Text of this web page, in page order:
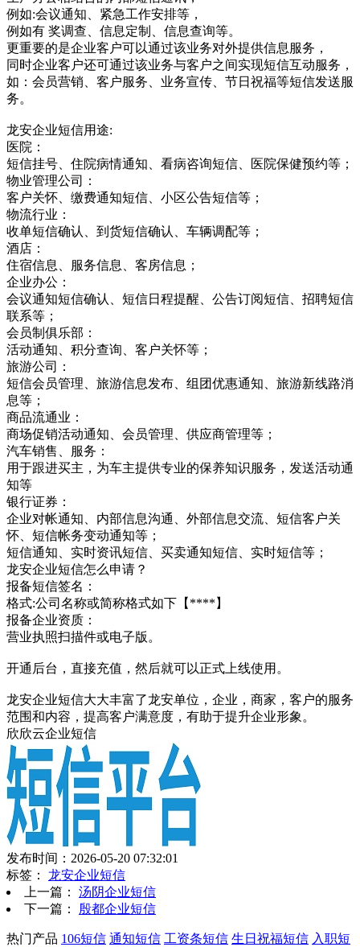
例如:会议通知、紧急工作安排等，
例如有 奖调查、信息定制、信息查询等。
更重要的是企业客户可以通过该业务对外提供信息服务，
同时企业客户还可通过该业务与客户之间实现短信互动服务，
如：会员营销、客户服务、业务宣传、节日祝福等短信发送服
务。
龙安企业短信用途:
医院：
短信挂号、住院病情通知、看病咨询短信、医院保健预约等；
物业管理公司：
客户关怀、缴费通知短信、小区公告短信等；
物流行业：
收单短信确认、到货短信确认、车辆调配等；
酒店：
住宿信息、服务信息、客房信息；
企业办公：
会议通知短信确认、短信日程提醒、公告订阅短信、招聘短信
联系等；
会员制俱乐部：
活动通知、积分查询、客户关怀等；
旅游公司：
短信会员管理、旅游信息发布、组团优惠通知、旅游新线路消
息等；
商品流通业：
商场促销活动通知、会员管理、供应商管理等；
汽车销售、服务：
用于跟进买主，为车主提供专业的保养知识服务，发送活动通
知等
银行证券：
企业对帐通知、内部信息沟通、外部信息交流、短信客户关
怀、短信帐务变动通知等；
短信通知、实时资讯短信、买卖通知短信、实时短信等；
龙安企业短信怎么申请？
报备短信签名：
格式:公司名称或简称格式如下【****】
报备企业资质：
营业执照扫描件或电子版。
开通后台，直接充值，然后就可以正式上线使用。
龙安企业短信大大丰富了龙安单位，企业，商家，客户的服务
范围和内容，提高客户满意度，有助于提升企业形象。
欣欣云企业短信
发布时间：2026-05-20 07:32:01
标签： 龙安企业短信
上一篇： 汤阴企业短信
下一篇： 殷都企业短信
热门产品 106短信 通知短信 工资条短信 生日祝福短信 入职短